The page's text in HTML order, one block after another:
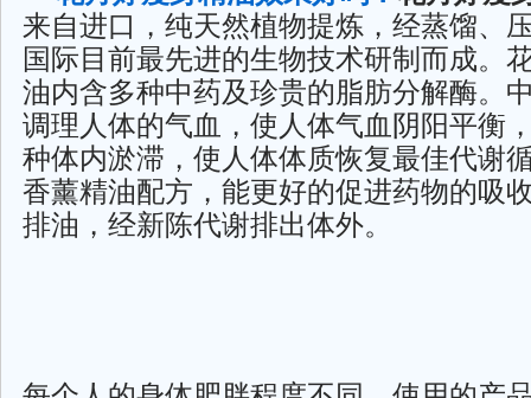
来自进口，纯天然植物提炼，经蒸馏、
国际目前最先进的生物技术研制而成。
油内含多种中药及珍贵的脂肪分解酶。
调理人体的气血，使人体气血阴阳平衡
种体内淤滞，使人体体质恢复最佳代谢
香薰精油配方，能更好的促进药物的吸
排油，经新陈代谢排出体外。